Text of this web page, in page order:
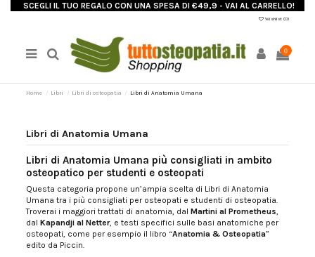
SCEGLI IL TUO REGALO CON UNA SPESA DI €49,9 - VAI AL CARRELLO!
Wishlist (0)
0
Home Libri Libri di osteopatia Libri di Anatomia Umana
Libri di Anatomia Umana
Libri di Anatomia Umana più consigliati in ambito
osteopatico per studenti e osteopati
Questa categoria propone un’ampia scelta di Libri di Anatomia
Umana tra i più consigliati per osteopati e studenti di osteopatia.
Troverai i maggiori trattati di anatomia, dalMartini al Prometheus,
dalKapandji al Netter, e testi specifici sulle basi anatomiche per
osteopati, come per esempio il libro “Anatomia & Osteopatia”
edito da Piccin.